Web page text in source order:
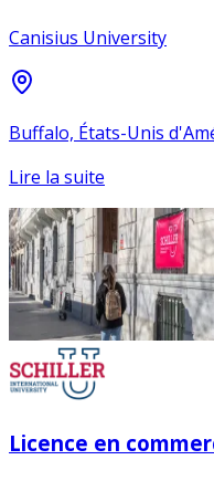
Canisius University
Buffalo, États-Unis
Lire la suite
Licence en